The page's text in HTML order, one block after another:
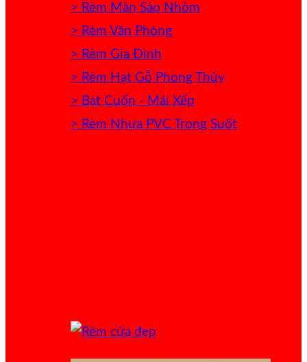
> Rèm Màn Sáo Nhôm
> Rèm Văn Phòng
> Rèm Gia Đình
> Rèm Hạt Gỗ Phong Thủy
> Bạt Cuốn - Mái Xếp
> Rèm Nhựa PVC Trong Suốt